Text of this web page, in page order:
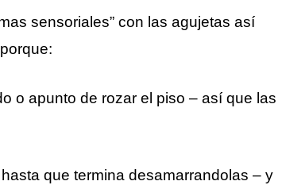
sensoriales” con las agujetas así
o apunto de rozar el piso – así que las
que termina desamarrandolas – y